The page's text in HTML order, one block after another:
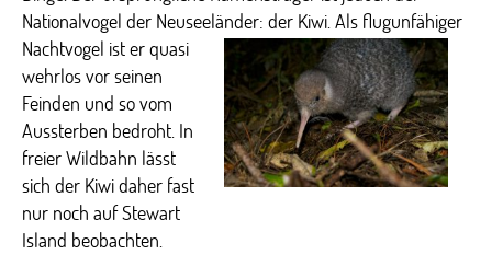
Nationalvogel der Neuseeländer: der Kiwi. Als flugunfähiger
Nachtvogel ist er quasi
wehrlos vor seinen
Feinden und so vom
Aussterben bedroht. In
freier Wildbahn lässt
sich der Kiwi daher fast
nur noch auf Stewart
Island beobachten.